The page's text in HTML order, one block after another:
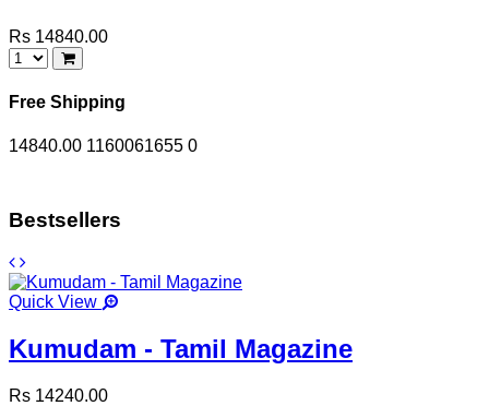
Rs 14840.00
Free Shipping
14840.00 1160061655 0
Bestsellers
Quick View
Kumudam - Tamil Magazine
Rs 14240.00